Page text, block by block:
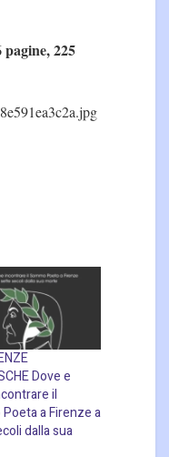
225
Dove e
il
a Firenze a
dalla sua